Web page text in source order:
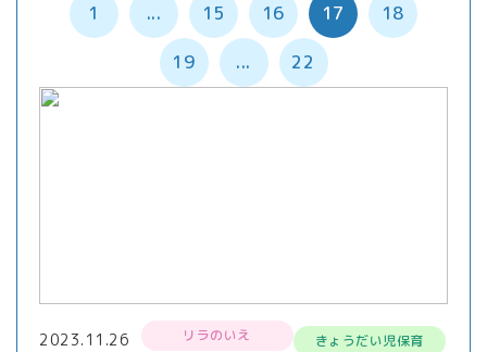
1 ... 15 16 17 18
19 ... 22
2023.11.26 リラのいえ
きょうだい児保育